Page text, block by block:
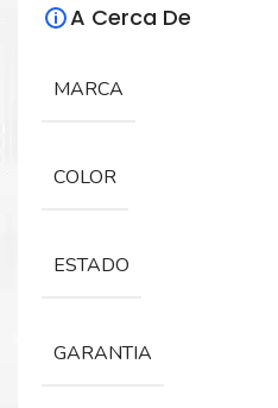
A Cerca De
MARCA
COLOR
ESTADO
GARANTIA